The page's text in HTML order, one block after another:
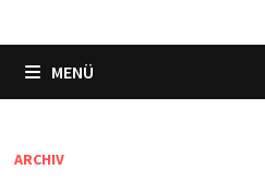
MENÜ
ARCHIV